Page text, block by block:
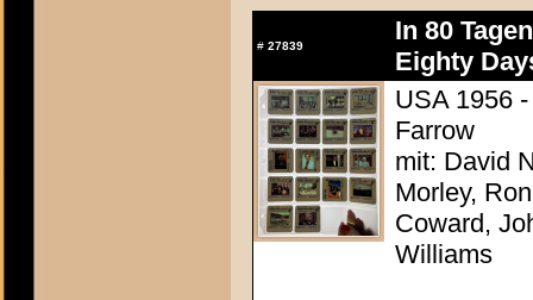
# 27839
In 80
Eighty
USA 1956
Farrow
mit: David
Morley,
Coward,
Williams